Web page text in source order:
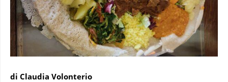
di Claudia Volonterio